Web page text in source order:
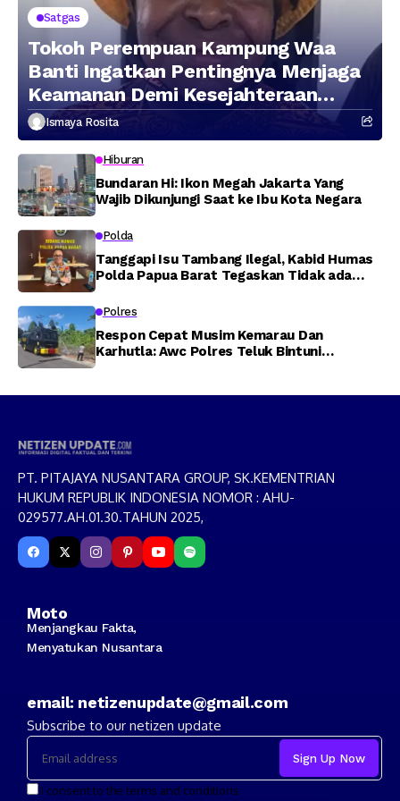
Satgas
Tokoh Perempuan Kampung Waa
Banti Ingatkan Pentingnya Menjaga
Keamanan Demi Kesejahteraan
Masyarakat
Ismaya Rosita
Hiburan
Bundaran Hi: Ikon Megah Jakarta Yang
Wajib Dikunjungi Saat ke Ibu Kota Negara
Polda
Tanggapi Isu Tambang Ilegal, Kabid Humas
Polda Papua Barat Tegaskan Tidak ada
Polres
Respon Cepat Musim Kemarau Dan
Karhutla: Awc Polres Teluk Bintuni
PT. PITAJAYA NUSANTARA GROUP, SK.KEMENTRIAN
HUKUM REPUBLIK INDONESIA NOMOR : AHU-
029577.AH.01.30.TAHUN 2025,
Moto
Menjangkau Fakta,
Menyatukan Nusantara
email: netizenupdate@gmail.com
Subscribe to our netizen update
I consent to the terms and conditions